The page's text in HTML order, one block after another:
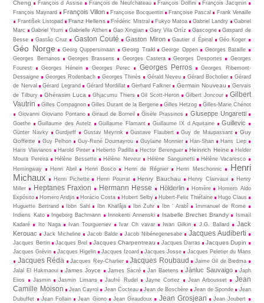
Cheng François d Assise François de Neufchateau François Dolfini
François Jacqmin
François Maynard
François Villon Françoise Bocquentin Françoise Pascal
Frank Venaille
František Listopad
Franz Hellens Frédéric Mistral Fukyo Matoa Gabriel Landry
Gabriel
Marc
Gabriel Yturri Gabrielle Althen Gao Xingjian Gary Vila Ortíz Gascogne
Gaspard de
Besse
Gastão Cruz Gaston Couté Gaston Miron Gautier d Épinal Géo Koger
Géo Norge Georg Quppersimaan Georg Trakl George Oppen
Georges Bataille
Georges Bernanos
Georges Brassens Georges Castera Georges Desportes
Georges
Fourest
Georges Hénein Georges Perec Georges Perros
Georges Ribemont-
Dessaigne
Georges Rodenbach Georges Thinès Gérald Neveu Gérard Bocholier
Gérard
de Nerval
Gérard Legrand Gérard Mordillat Gerhard Falkner Germain Nouveau
Gervais
de Tilbury
Ghérasim Luca Ghjacumu Thiers Gil Scott-Heron Gilbert Joncour
Gilbert
Vautrin
Gilles Compagnon Gilles Durant de la Bergerie Gilles Hetzog
Gilles-Marie Chénot
Giovanni Gioviano Pontano
Giraud de Borneil Gisèle Prassinos Giuseppe Ungaretti
Goethe Guillaume des Autelz Guillaume Flamant Guillaume IX d Aquitaine Guillevic
Günter Navky Gurdjieff Gustav Meyrink Gustave Flaubert Guy de Maupassant
Guy
Goffette
Guy Pelhon Guy-René Dou­may­rou Guylaine Monnier Han-Shan
Hans Liep
Haris Vlavianos
Harold Pinter Heberto Padilla Hector Berenguer Heinrich Heine
Helder
Moura Pereira
Hélène Bessette Hélène Neveur Hélène Sanguinetti
Hélène Vacaresco
Hemingway
Henri Abril Henri Bosco Henri de Régnier Henri Meschonnic
Henri
Michaux
Henri Pichette Henri Pourrat Henry Bauchau Henry Clairvaux
Henry
Miller
Heptanes Fraxion Hermann Hesse Hölderlin Homère
Homero Aldo
Expósito
Homero Aridjis Horácio Costa Hubert Selby Hubert-Felix Thiéfaine
Hugo Claus
Huguette Bertrand
Ibbn Sahl Ibn Khafâja Ibn Zuhr Ibn ‘ Arabî
Immanuel de Rome
Indiens Kato
Ingeborg Bachmann Innokenti Annenski Isabelle Brechet Brandy
Ismaïl
Kadaré
Ito Naga Ivan Tourgueniev Ivar Ch vavar Iwan Gilkin J.G. Ballard
Jack
Kerouac
Jack Micheline Jacob Balde Jacob Nibénegenesabe Jacques Audiberti
Jacques Bertin Jacques Brel Jacques Charpentreau Jacques Darras Jacques Dupin
Jacques Grévin Jacques Higelin Jacques Izoard Jacques Josse Jacques Peletier du Mans
Jacques Réda Jacques Rey-Charlier Jacques Roubaud
Jaime Gil de Biedma
Jalal El Hakmaoui
James Joyce James Sacré Jan Baetens Jànluc Sauvaigo
Japh
Eiios
Jasmin Jasmin Limans Jaufré Rudel Jayne Cortez Jean Arbousset
Jean
Camille Moison
Jean Cayrol Jean Cocteau Jean de Boschère Jean de Sponde
Jean
Dubuffet
Jean Follain Jean Giono Jean Giraudoux Jean Grosjean
Jean Joubert